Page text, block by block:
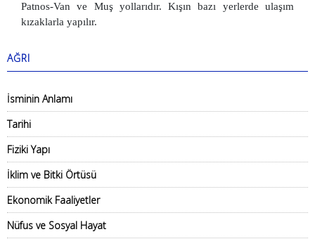
Patnos-Van ve Muş yollarıdır. Kışın bazı yerlerde ulaşım
kızaklarla yapılır.
AĞRI
İsminin Anlamı
Tarihi
Fiziki Yapı
İklim ve Bitki Örtüsü
Ekonomik Faaliyetler
Nüfus ve Sosyal Hayat